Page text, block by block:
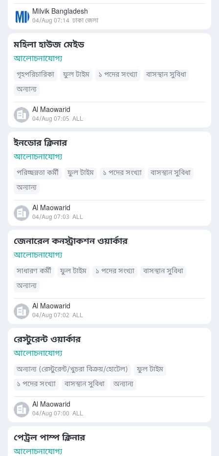
Milvik Bangladesh
04/Aug 07:14 ঢাকা জেলা
মহিলা হাউজ মেইড
আলোচনাযোগ্য
গৃহপরিচারিকা ফুল টাইম ১ পদের সংখ্যা
বাসস্থান সুবিধা
অন্যান্য
Al Maowarid
04/Aug 07:05 ALL
ইনডোর ক্লিনার
আলোচনাযোগ্য
পরিচ্ছন্নতা কর্মী ফুল টাইম ১ পদের সংখ্যা
বাসস্থান সুবিধা
অন্যান্য
Al Maowarid
04/Aug 07:03 ALL
জেনারেল কনস্ট্রাকশন ওয়ার্কার
আলোচনাযোগ্য
সাধারণ কর্মী ফুল টাইম ১ পদের সংখ্যা
বাসস্থান সুবিধা
অন্যান্য
Al Maowarid
04/Aug 07:02 ALL
রেস্টুরেন্ট ওয়ার্কার
আলোচনাযোগ্য
অন্যান্য (রেস্টুরেন্ট/খুচরা বিক্রয়/হোটেল)
ফুল টাইম
১ পদের সংখ্যা
বাসস্থান সুবিধা অন্যান্য
Al Maowarid
04/Aug 07:00 ALL
পেট্রল পাম্প ক্লিনার
আলোচনাযোগ্য